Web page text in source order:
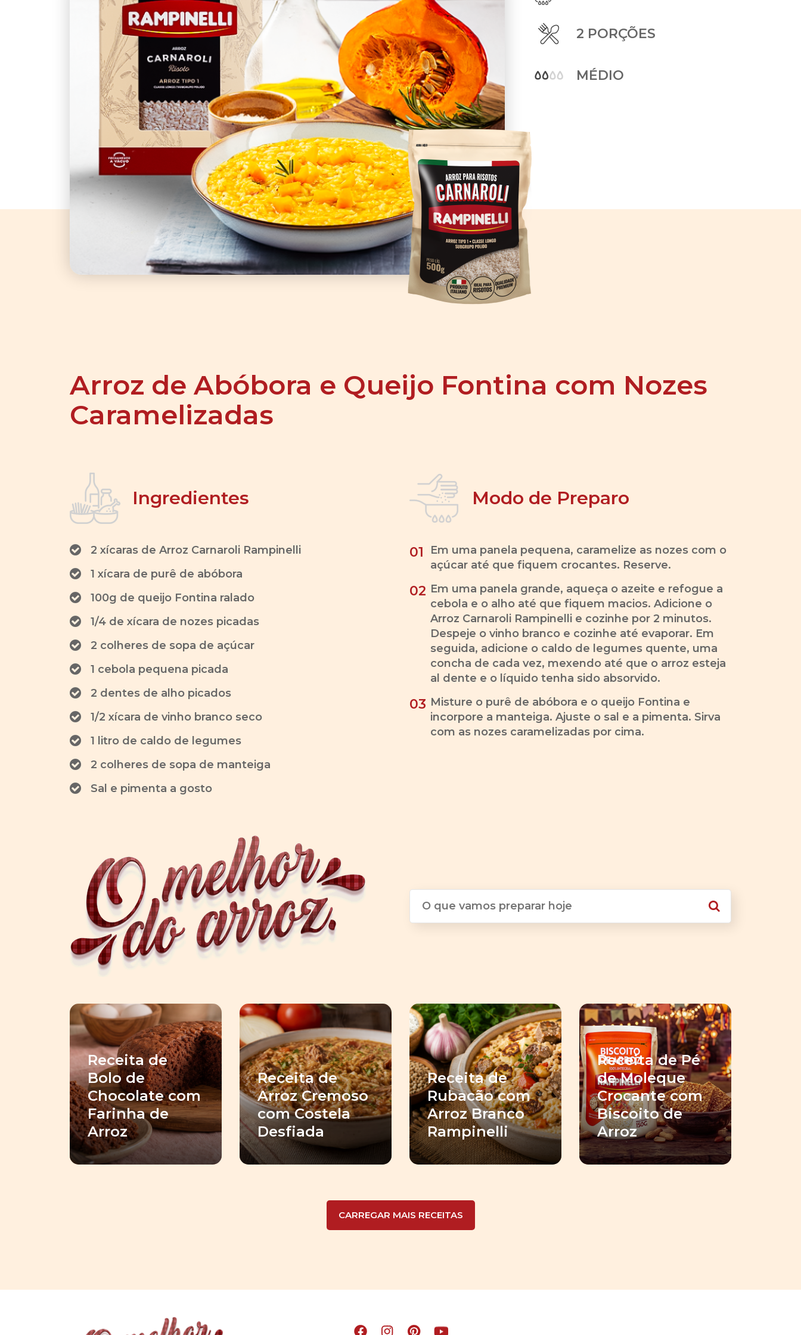
2 PORÇÕES
MÉDIO
Arroz de Abóbora e Queijo Fontina com Nozes
Caramelizadas
Ingredientes
2 xícaras de Arroz Carnaroli Rampinelli
1 xícara de purê de abóbora
100g de queijo Fontina ralado
1/4 de xícara de nozes picadas
2 colheres de sopa de açúcar
1 cebola pequena picada
2 dentes de alho picados
1/2 xícara de vinho branco seco
1 litro de caldo de legumes
2 colheres de sopa de manteiga
Sal e pimenta a gosto
Modo de Preparo
01
Em uma panela pequena, caramelize as nozes com o
açúcar até que fiquem crocantes. Reserve.
02 Em uma panela grande, aqueça o azeite e refogue a
cebola e o alho até que fiquem macios. Adicione o
Arroz Carnaroli Rampinelli e cozinhe por 2 minutos.
Despeje o vinho branco e cozinhe até evaporar. Em
seguida, adicione o caldo de legumes quente, uma
concha de cada vez, mexendo até que o arroz esteja
al dente e o líquido tenha sido absorvido.
03 Misture o purê de abóbora e o queijo Fontina e
incorpore a manteiga. Ajuste o sal e a pimenta. Sirva
com as nozes caramelizadas por cima.
Receita de
Bolo de
Chocolate com
Farinha de
Arroz
Receita de
Arroz Cremoso
com Costela
Desfiada
Receita de
Rubacão com
Arroz Branco
Rampinelli
Receita de Pé
de Moleque
Crocante com
Biscoito de
Arroz
CARREGAR MAIS RECEITAS